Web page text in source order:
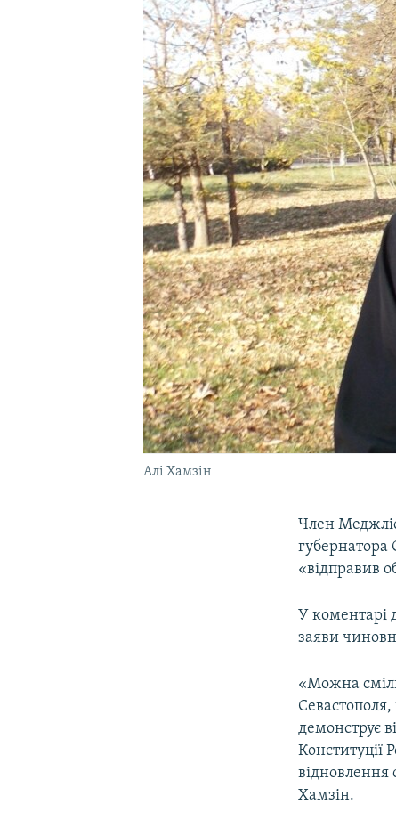
УКРАЇНСЬКА ПРОБЛЕМА КРИМУ
Алі Хамзін
Член
губернатора
«відправив
У коментарі
заяви
«Можна
демонструє
Конституції
відновлення
Хамзін.